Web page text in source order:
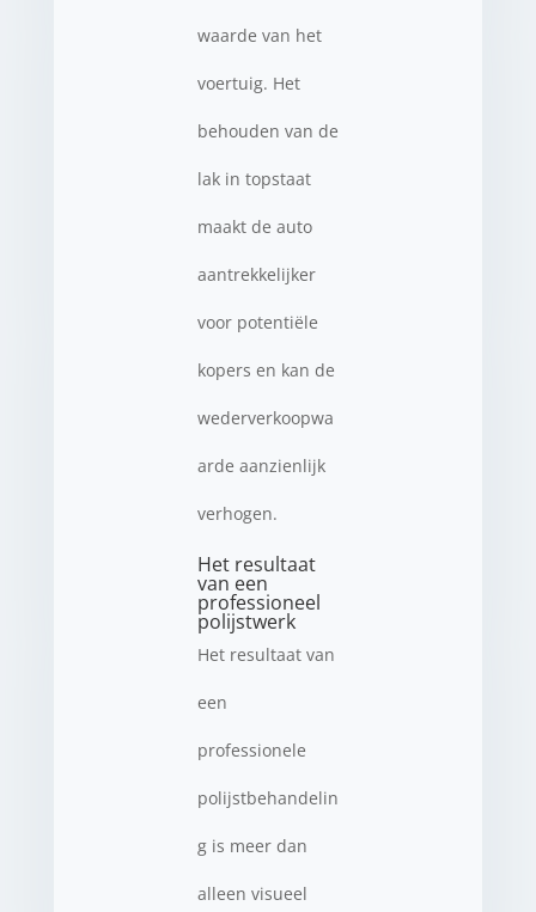
waarde van het
voertuig. Het
behouden van de
lak in topstaat
maakt de auto
aantrekkelijker
voor potentiële
kopers en kan de
wederverkoopwa
arde aanzienlijk
verhogen.
Het resultaat
van een
professioneel
polijstwerk
Het resultaat van
een
professionele
polijstbehandelin
g is meer dan
alleen visueel